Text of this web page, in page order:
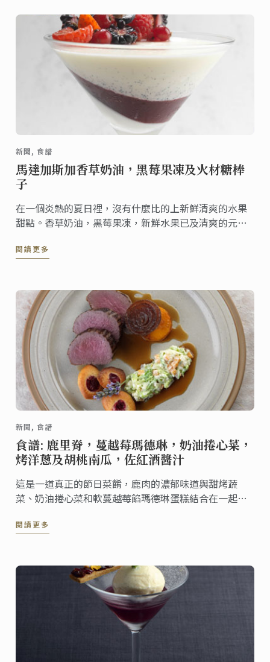
新聞, 食譜
馬達加斯加香草奶油，黑莓果凍及火材糖棒
子
在一個炎熱的夏日裡，沒有什麼比的上新鮮清爽的水果
甜點。香草奶油，黑莓果凍，新鮮水果已及清爽的元
為您晚餐後提供完美的結局。
閱讀更多
新聞, 食譜
食譜: 鹿里脊，蔓越莓瑪德琳，奶油捲心菜，
烤洋蔥及胡桃南瓜，佐紅酒醬汁
這是一道真正的節日菜餚，鹿肉的濃郁味道與甜烤蔬
菜、奶油捲心菜和軟蔓越莓餡瑪德琳蛋糕結合在一起，
閱讀更多